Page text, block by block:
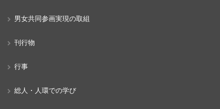
男女共同参画実現の取組
刊行物
行事
総人・人環での学び